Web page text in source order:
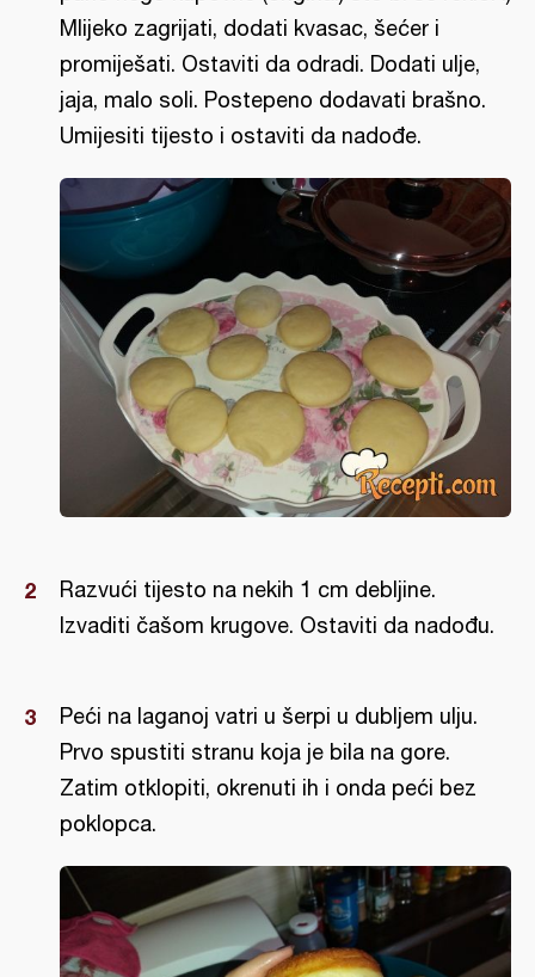
Mlijeko zagrijati, dodati kvasac, šećer i
promiješati. Ostaviti da odradi. Dodati ulje,
jaja, malo soli. Postepeno dodavati brašno.
Umijesiti tijesto i ostaviti da nadođe.
Razvući tijesto na nekih 1 cm debljine.
Izvaditi čašom krugove. Ostaviti da nadođu.
Peći na laganoj vatri u šerpi u dubljem ulju.
Prvo spustiti stranu koja je bila na gore.
Zatim otklopiti, okrenuti ih i onda peći bez
poklopca.